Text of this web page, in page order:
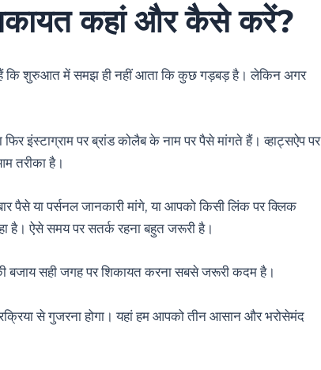
कहां और कैसे करें?
हैं कि शुरुआत में समझ ही नहीं आता कि कुछ गड़बड़ है। लेकिन अगर
इंस्टाग्राम पर ब्रांड कोलैब के नाम पर पैसे मांगते हैं। व्हाट्सऐप पर
तरीका है।
पैसे या पर्सनल जानकारी मांगे, या आपको किसी लिंक पर क्लिक
ऐसे समय पर सतर्क रहना बहुत जरूरी है।
बजाय सही जगह पर शिकायत करना सबसे जरूरी कदम है।
से गुजरना होगा। यहां हम आपको तीन आसान और भरोसेमंद